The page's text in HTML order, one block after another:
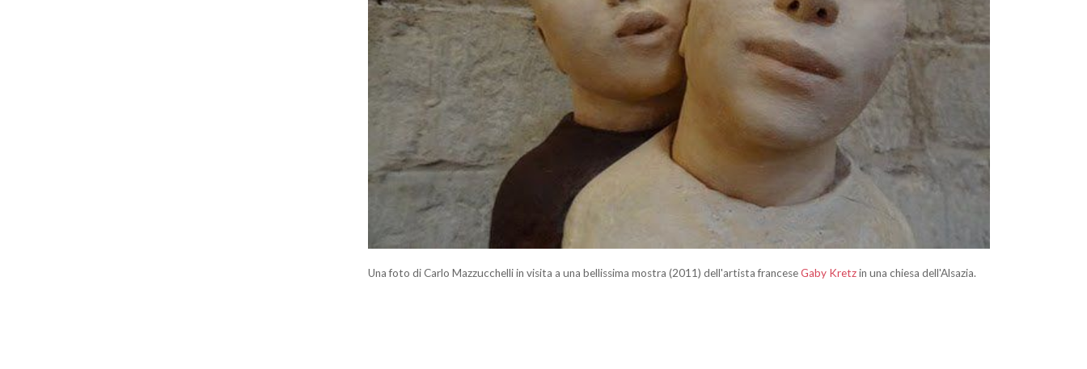
Una foto di Carlo Mazzucchelli in visita a una bellissima mostra (2011) dell'artista franceseGaby Kretzin una chiesa dell'Alsazia.